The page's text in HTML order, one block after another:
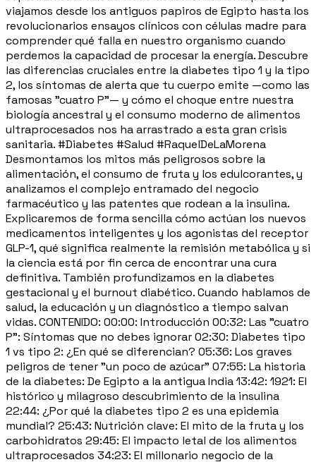
viajamos desde los antiguos papiros de Egipto hasta los
revolucionarios ensayos clínicos con células madre para
comprender qué falla en nuestro organismo cuando
perdemos la capacidad de procesar la energía. Descubre
las diferencias cruciales entre la diabetes tipo 1 y la tipo
2, los síntomas de alerta que tu cuerpo emite —como las
famosas "cuatro P"— y cómo el choque entre nuestra
biología ancestral y el consumo moderno de alimentos
ultraprocesados nos ha arrastrado a esta gran crisis
sanitaria. #Diabetes #Salud #RaquelDeLaMorena
Desmontamos los mitos más peligrosos sobre la
alimentación, el consumo de fruta y los edulcorantes, y
analizamos el complejo entramado del negocio
farmacéutico y las patentes que rodean a la insulina.
Explicaremos de forma sencilla cómo actúan los nuevos
medicamentos inteligentes y los agonistas del receptor
GLP-1, qué significa realmente la remisión metabólica y si
la ciencia está por fin cerca de encontrar una cura
definitiva. También profundizamos en la diabetes
gestacional y el burnout diabético. Cuando hablamos de
salud, la educación y un diagnóstico a tiempo salvan
vidas. CONTENIDO: 00:00: Introducción 00:32: Las "cuatro
P": Síntomas que no debes ignorar 02:30: Diabetes tipo
1 vs tipo 2: ¿En qué se diferencian? 05:36: Los graves
peligros de tener "un poco de azúcar" 07:55: La historia
de la diabetes: De Egipto a la antigua India 13:42: 1921: El
histórico y milagroso descubrimiento de la insulina
22:44: ¿Por qué la diabetes tipo 2 es una epidemia
mundial? 25:43: Nutrición clave: El mito de la fruta y los
carbohidratos 29:45: El impacto letal de los alimentos
ultraprocesados 34:23: El millonario negocio de la